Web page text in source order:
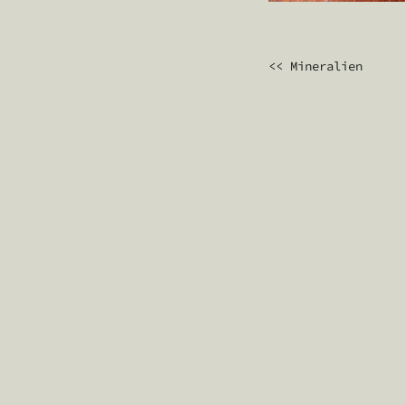
<< Mineralien